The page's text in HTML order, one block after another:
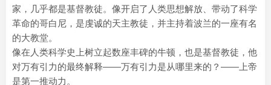
家，几乎都是基督教徒。像开启了人类思想解放、带动了科学
革命的哥白尼，是虔诚的天主教徒，并主持着波兰的一座有名
的大教堂。
像在人类科学史上树立起数座丰碑的牛顿，也是基督教徒，他
对万有引力的最终解释——万有引力是从哪里来的？——上帝
是第一推动力。